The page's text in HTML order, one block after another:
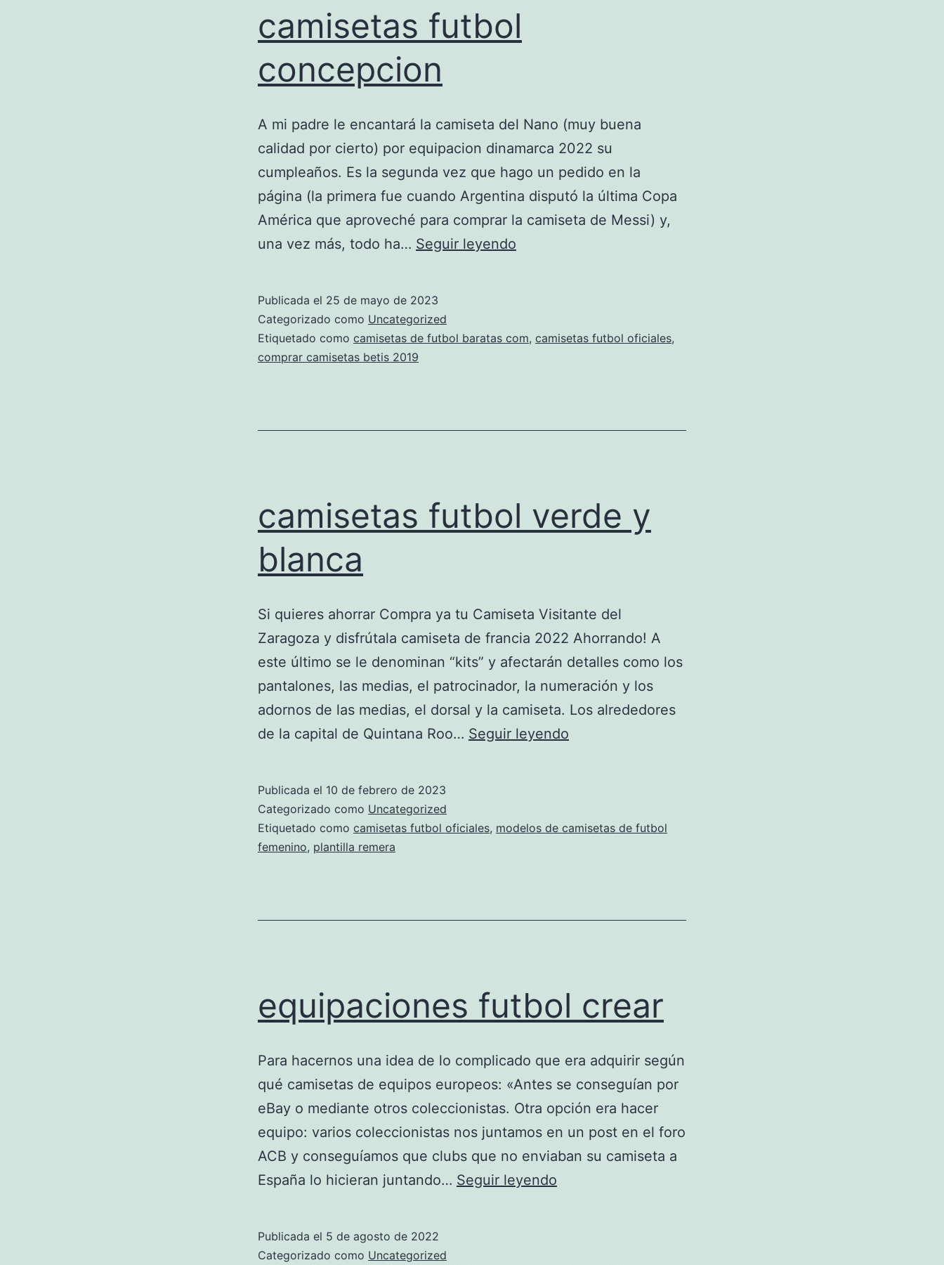
camisetas futbol
concepcion
A mi padre le encantará la camiseta del Nano (muy buena
calidad por cierto) por equipacion dinamarca 2022 su
cumpleaños. Es la segunda vez que hago un pedido en la
página (la primera fue cuando Argentina disputó la última Copa
América que aproveché para comprar la camiseta de Messi) y,
una vez más, todo ha… Seguir leyendo
Publicada el 25 de mayo de 2023
Categorizado como Uncategorized
Etiquetado como camisetas de futbol baratas com, camisetas futbol oficiales,
comprar camisetas betis 2019
camisetas futbol verde y
blanca
Si quieres ahorrar Compra ya tu Camiseta Visitante del
Zaragoza y disfrútala camiseta de francia 2022 Ahorrando! A
este último se le denominan “kits” y afectarán detalles como los
pantalones, las medias, el patrocinador, la numeración y los
adornos de las medias, el dorsal y la camiseta. Los alrededores
de la capital de Quintana Roo… Seguir leyendo
blanca
Publicada el 10 de febrero de 2023
Categorizado como Uncategorized
Etiquetado como camisetas futbol oficiales, modelos de camisetas de futbol
femenino, plantilla remera
equipaciones futbol crear
Para hacernos una idea de lo complicado que era adquirir según
qué camisetas de equipos europeos: «Antes se conseguían por
eBay o mediante otros coleccionistas. Otra opción era hacer
equipo: varios coleccionistas nos juntamos en un post en el foro
ACB y conseguíamos que clubs que no enviaban su camiseta a
España lo hicieran juntando… Seguir leyendo
Publicada el 5 de agosto de 2022
Categorizado como Uncategorized